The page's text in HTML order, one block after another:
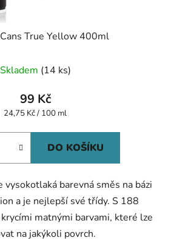
True Yellow 400ml
Skladem (14 ks)
99 Kč
Měrná
24,75 Kč / 100 ml
DO KOŠÍKU
vysokotlaká barevná směs na bázi
a je nejlepší své třídy. S 188
matnými barvami, které lze
na jakýkoli povrch.